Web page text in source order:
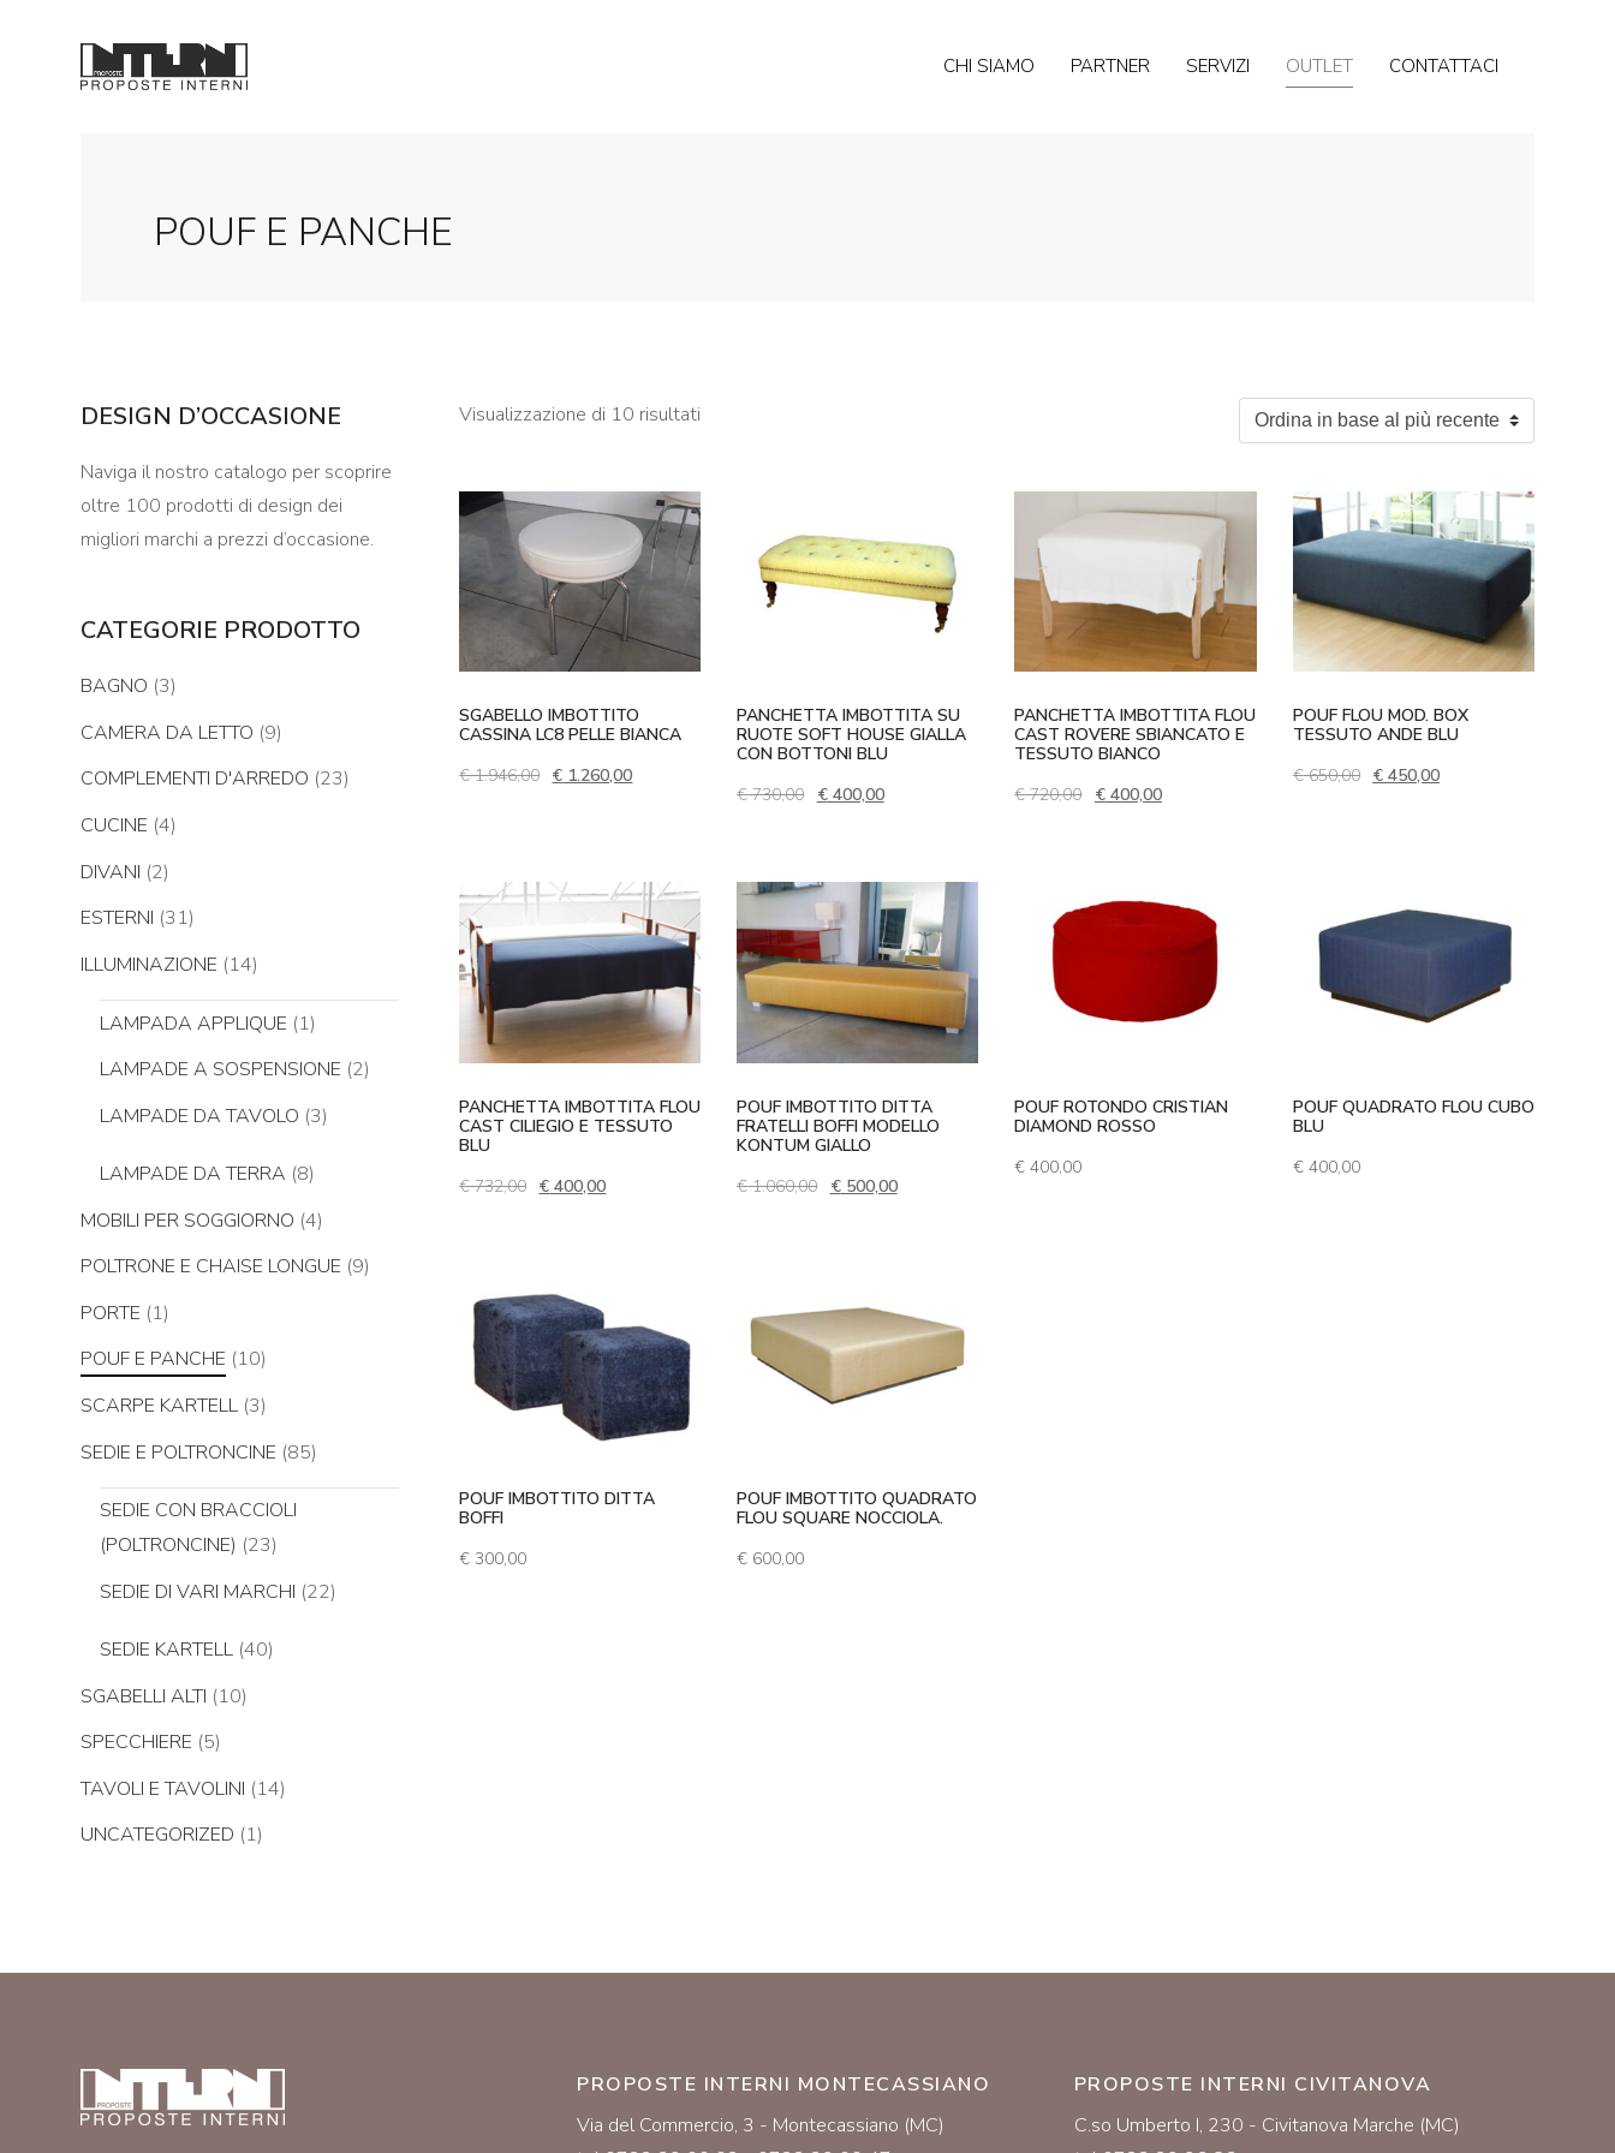
CHI SIAMO PARTNER SERVIZI OUTLET CONTATTACI
POUF E PANCHE
DESIGN D’OCCASIONE
Naviga il nostro catalogo per scoprire
oltre 100 prodotti di design dei
migliori marchi a prezzi d’occasione.
CATEGORIE PRODOTTO
BAGNO (3)
CAMERA DA LETTO (9)
COMPLEMENTI D'ARREDO (23)
CUCINE (4)
DIVANI (2)
ESTERNI (31)
ILLUMINAZIONE (14)
LAMPADA APPLIQUE (1)
LAMPADE A SOSPENSIONE (2)
LAMPADE DA TAVOLO (3)
LAMPADE DA TERRA (8)
MOBILI PER SOGGIORNO (4)
POLTRONE E CHAISE LONGUE (9)
PORTE (1)
POUF E PANCHE (10)
SCARPE KARTELL (3)
SEDIE E POLTRONCINE (85)
SEDIE CON BRACCIOLI
(POLTRONCINE) (23)
SEDIE DI VARI MARCHI (22)
SEDIE KARTELL (40)
SGABELLI ALTI (10)
SPECCHIERE (5)
TAVOLI E TAVOLINI (14)
UNCATEGORIZED (1)
Visualizzazione di 10 risultati
SGABELLO IMBOTTITO
CASSINA LC8 PELLE BIANCA
€1.946,00 Il prezzo originale era: € 1.946,00.
€ 1.260,00Il prezzo attuale è: € 1.260,00.
PANCHETTA IMBOTTITA SU
RUOTE SOFT HOUSE GIALLA
CON BOTTONI BLU
€730,00 Il prezzo originale era: € 730,00.
€400,00Il prezzo attuale è: € 400,00.
PANCHETTA IMBOTTITA FLOU
CAST ROVERE SBIANCATO E
TESSUTO BIANCO
€720,00 Il prezzo originale era: € 720,00.
€400,00Il prezzo attuale è: € 400,00.
POUF FLOU MOD. BOX
TESSUTO ANDE BLU
€650,00 Il prezzo originale era: € 650,00.
€ 450,00Il prezzo attuale è: €
PANCHETTA IMBOTTITA FLOU
CAST CILIEGIO E TESSUTO
BLU
€732,00 Il prezzo originale era: € 732,00.
€ 400,00Il prezzo attuale è: € 400,00.
POUF IMBOTTITO DITTA
FRATELLI BOFFI MODELLO
KONTUM GIALLO
€1.060,00 Il prezzo originale era: € 1.060,00.
€500,00Il prezzo attuale è: € 500,00.
POUF ROTONDO CRISTIAN
DIAMOND ROSSO
€ 400,00
POUF QUADRATO FLOU CUBO
BLU
€400,00
POUF IMBOTTITO DITTA
BOFFI
€ 300,00
POUF IMBOTTITO QUADRATO
FLOU SQUARE NOCCIOLA.
€ 600,00
PROPOSTE INTERNI MONTECASSIANO
Via del Commercio, 3 - Montecassiano (MC)
PROPOSTE INTERNI CIVITANOVA
C.so Umberto I, 230 - Civitanova Marche (MC)